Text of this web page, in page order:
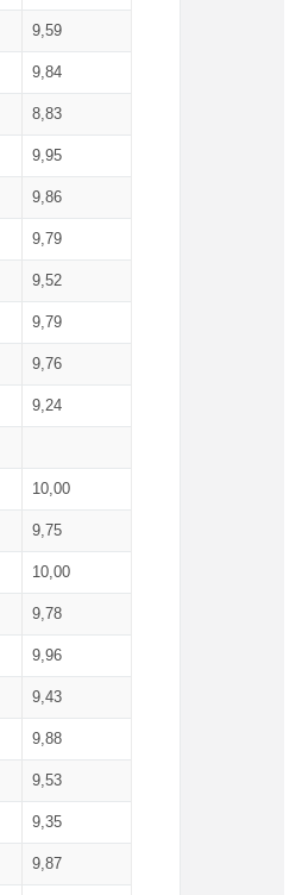
9,59
9,84
8,83
9,95
9,86
9,79
9,52
9,79
9,76
9,24
10,00
9,75
10,00
9,78
9,96
9,43
9,88
9,53
9,35
9,87